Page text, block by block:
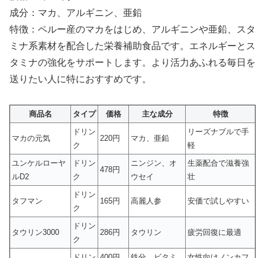
成分：マカ、アルギニン、亜鉛
特徴：ペルー産のマカをはじめ、アルギニンや亜鉛、スタ
ミナ系素材を配合した栄養補助食品です。エネルギーとス
タミナの強化をサポートします。より活力あふれる毎日を
送りたい人に特におすすめです。
商品名 タイプ 価格 主な成分 特徴
マカの元気
ドリン
ク
220円 マカ、亜鉛
リーズナブルで手
軽
ユンケルローヤ
ルD2
ドリン
ク
478円
ニンジン、オ
ウセイ
生薬配合で滋養強
壮
タフマン
ドリン
ク
165円 高麗人参 安価で試しやすい
タウリン3000
ドリン
ク
286円 タウリン 疲労回復に最適